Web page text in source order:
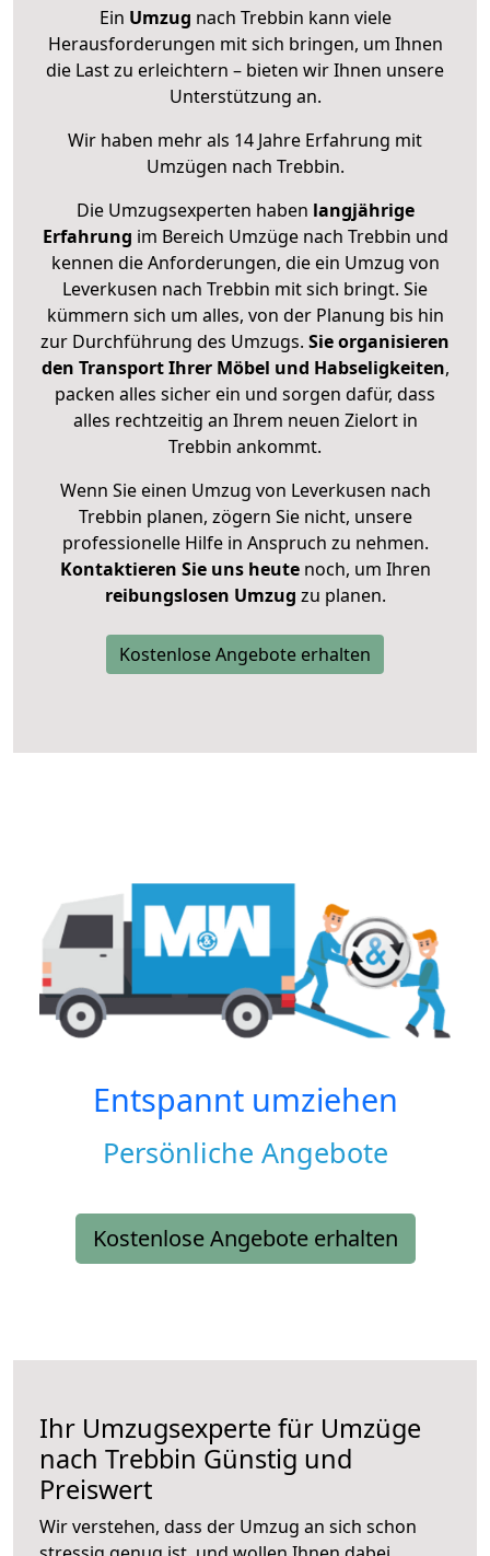
Ein Umzug nach Trebbin kann viele
Herausforderungen mit sich bringen, um Ihnen
die Last zu erleichtern – bieten wir Ihnen unsere
Unterstützung an.
Wir haben mehr als 14 Jahre Erfahrung mit
Umzügen nach Trebbin.
Die Umzugsexperten haben langjährige
Erfahrung im Bereich Umzüge nach Trebbin und
kennen die Anforderungen, die ein Umzug von
Leverkusen nach Trebbin mit sich bringt. Sie
kümmern sich um alles, von der Planung bis hin
zur Durchführung des Umzugs. Sie organisieren
den Transport Ihrer Möbel und Habseligkeiten,
packen alles sicher ein und sorgen dafür, dass
alles rechtzeitig an Ihrem neuen Zielort in
Trebbin ankommt.
Wenn Sie einen Umzug von Leverkusen nach
Trebbin planen, zögern Sie nicht, unsere
professionelle Hilfe in Anspruch zu nehmen.
Kontaktieren Sie uns heutenoch, um Ihren
reibungslosen Umzug zu planen.
Kostenlose Angebote erhalten
Entspannt umziehen
Persönliche Angebote
Kostenlose Angebote erhalten
Ihr Umzugsexperte für Umzüge
nach Trebbin Günstig und
Preiswert
Wir verstehen, dass der Umzug an sich schon